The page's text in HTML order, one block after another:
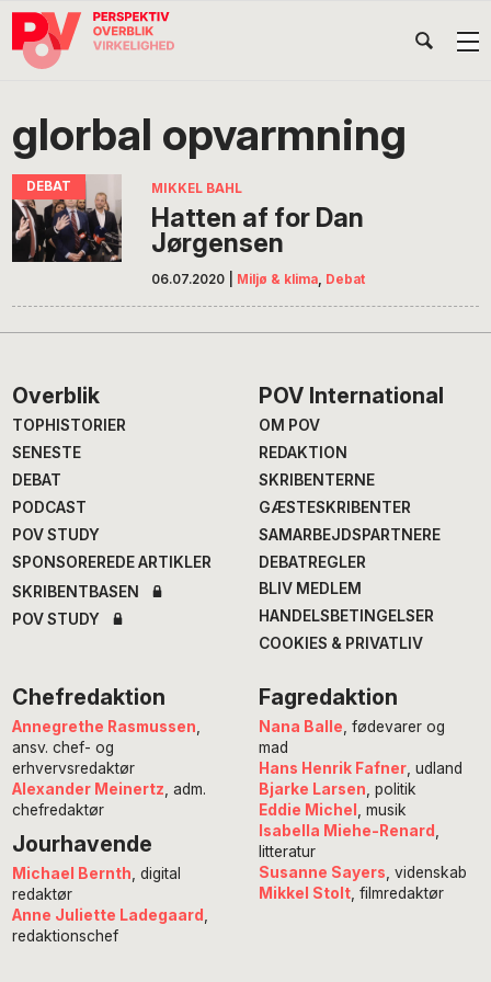
Gå
direkte
navigation
Skip
indhold
Gå
direkte
POV
International
glorbal opvarmning
MIKKEL BAHL
Hatten af for Dan
Jørgensen
06.07.2020 Miljø & klima, Debat
Footer
Overblik
TOPHISTORIER
SENESTE
DEBAT
PODCAST
POV STUDY
SPONSOREREDE ARTIKLER
SKRIBENTBASEN
POV STUDY
POV International
OM POV
REDAKTION
SKRIBENTERNE
GÆSTESKRIBENTER
SAMARBEJDSPARTNERE
DEBATREGLER
BLIV MEDLEM
HANDELSBETINGELSER
COOKIES & PRIVATLIV
Chefredaktion
Annegrethe Rasmussen
ansv. chef- og
erhvervsredaktør
Alexander Meinertz , adm.
chefredaktør
Jourhavende
Michael Bernth , digital
redaktør
Anne Juliette Ladegaard
redaktionschef
Fagredaktion
Nana Balle , fødevarer og
mad
Hans Henrik Fafner, udland
Bjarke Larsen , politik
Eddie Michel
, musik
Isabella Miehe-Renard
litteratur
Susanne Sayers , videnskab
Mikkel Stolt, filmredaktør